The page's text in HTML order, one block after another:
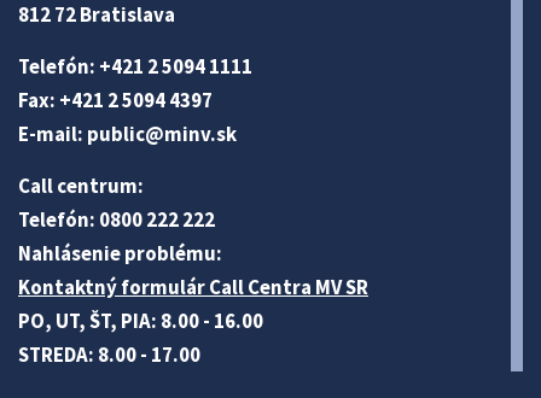
812 72 Bratislava
Telefón: +421 2 5094 1111
Fax: +421 2 5094 4397
E-mail: public@minv.sk
Call centrum:
Telefón: 0800 222 222
Nahlásenie problému:
Kontaktný formulár Call Centra MV SR
PO, UT, ŠT, PIA: 8.00 - 16.00
STREDA: 8.00 - 17.00